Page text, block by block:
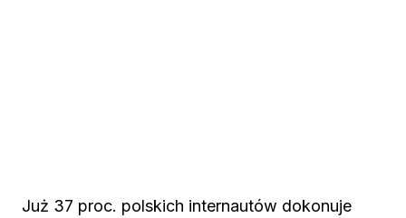
Już 37 proc. polskich internautów dokonuje